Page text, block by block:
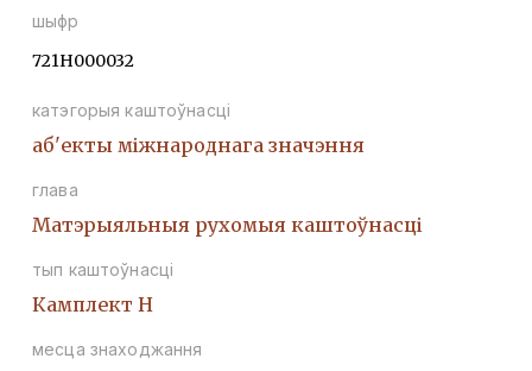
шыфр
721Н000032
катэгорыя каштоўнасці
аб'екты міжнароднага значэння
глава
Матэрыяльныя рухомыя каштоўнасці
тып каштоўнасці
Камплект Н
месца знаходжання